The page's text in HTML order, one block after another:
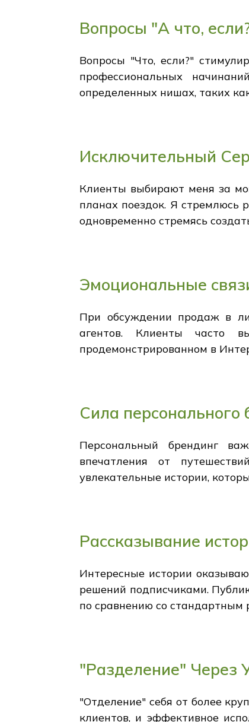
Вопросы "А что,
Вопросы "Что, если?"
профессиональных
определенных нишах, таких
Исключительный
Клиенты выбирают меня за
планах поездок. Я стремлюсь
одновременно стремясь
Эмоциональные
При обсуждении продаж в
агентов. Клиенты часто
продемонстрированном в
Сила персонального
Персональный брендинг
впечатления от
увлекательные истории,
Рассказывание
Интересные истории
решений подписчиками.
по сравнению со стандартным
"Разделение" Через
"Отделение" себя от более
клиентов, и эффективное